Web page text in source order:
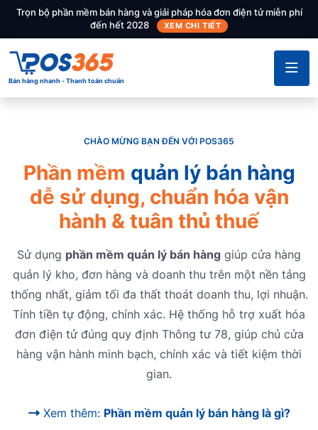
Trọn bộ phần mềm bán hàng và giải pháp hóa đơn điện tử miễn phí
đến hết 2028
XEM CHI TIẾT
Bán hàng nhanh - Thanh toán chuẩn
CHÀO MỪNG BẠN ĐẾN VỚI POS365
Phần mềm quản lý bán hàng
dễ sử dụng, chuẩn hóa vận
hành & tuân thủ thuế
Sử dụng phần mềm quản lý bán hàng giúp cửa hàng
quản lý kho, đơn hàng và doanh thu trên một nền tảng
thống nhất, giảm tối đa thất thoát doanh thu, lợi nhuận.
Tính tiền tự động, chính xác. Hệ thống hỗ trợ xuất hóa
đơn điện tử đúng quy định Thông tư 78, giúp chủ cửa
hàng vận hành minh bạch, chính xác và tiết kiệm thời
gian.
Xem thêm: Phần mềm quản lý bán hàng là gì?